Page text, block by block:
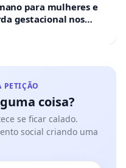
para mulheres e
gestacional nos
PETIÇÃO
coisa?
se ficar calado.
social criando uma